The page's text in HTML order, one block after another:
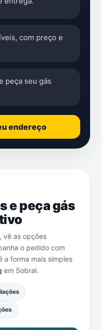
com preço e
peça seu gás
endereço
e peça gás
vê as opções
o pedido com
a forma mais simples
em Sobral.